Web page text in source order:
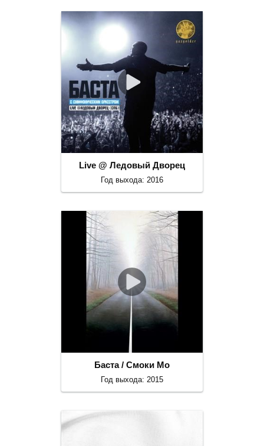
Live @ Ледовый Дворец
Год выхода: 2016
Баста / Смоки Мо
Год выхода: 2015